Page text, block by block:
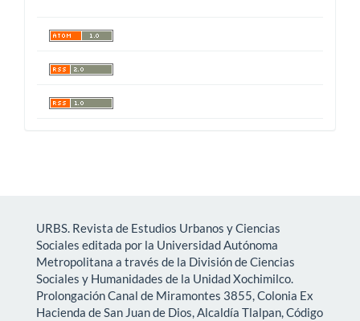
URBS. Revista de Estudios Urbanos y Ciencias
Sociales editada por la Universidad Autónoma
Metropolitana a través de la División de Ciencias
Sociales y Humanidades de la Unidad Xochimilco.
Prolongación Canal de Miramontes 3855, Colonia Ex
Hacienda de San Juan de Dios, Alcaldía Tlalpan, Código